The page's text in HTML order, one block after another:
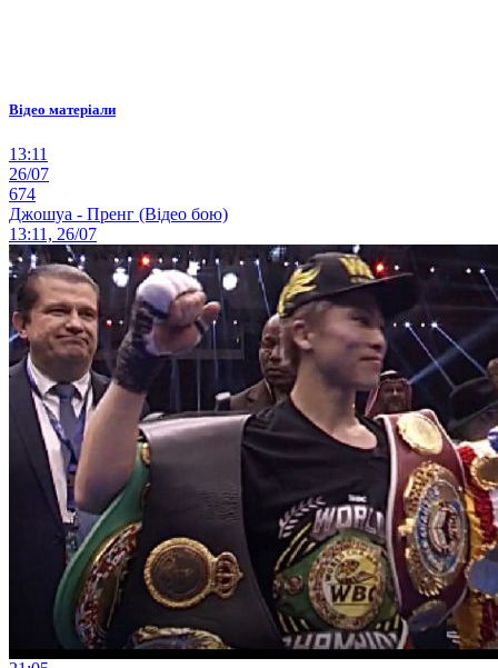
Відео матеріали
13:11
26/07
674
Джошуа - Пренг (Відео бою)
13:11, 26/07